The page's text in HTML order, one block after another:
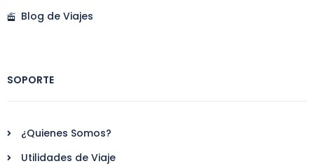
Blog de Viajes
SOPORTE
¿Quienes Somos?
Utilidades de Viaje